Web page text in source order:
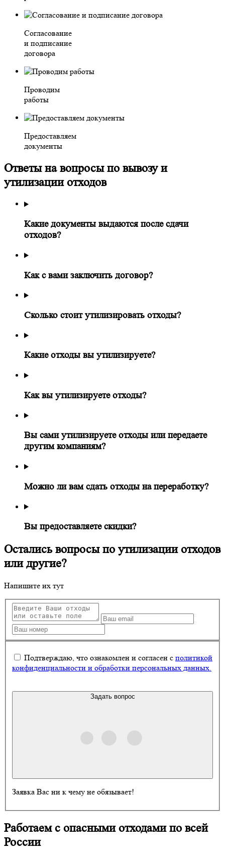
Согласование
и подписание
договора
Проводим
работы
Предоставляем
документы
Ответы на вопросы по вывозу и
утилизации отходов
Какие документы выдаются после сдачи
отходов?
Как с вами заключить договор?
Сколько стоит утилизировать отходы?
Какие отходы вы утилизируете?
Как вы утилизируете отходы?
Вы сами утилизируете отходы или передаете
другим компаниям?
Можно ли вам сдать отходы на переработку?
Вы предоставляете скидки?
Остались вопросы по утилизации отходов
или другие?
Напишите их тут
Подтверждаю, что ознакомлен и согласен с политикой
конфиденциальности и обработки персональных данных.
Задать вопрос
Заявка Вас ни к чему не обязывает!
Работаем с опасными отходами по всей
России